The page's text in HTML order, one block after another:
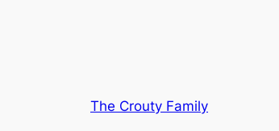
The Crouty Family